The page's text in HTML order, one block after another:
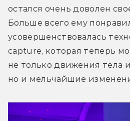
остался очень доволен
Больше всего ему
усовершенствовалась
capture, которая теперь
не только движения тела
но и мельчайшие